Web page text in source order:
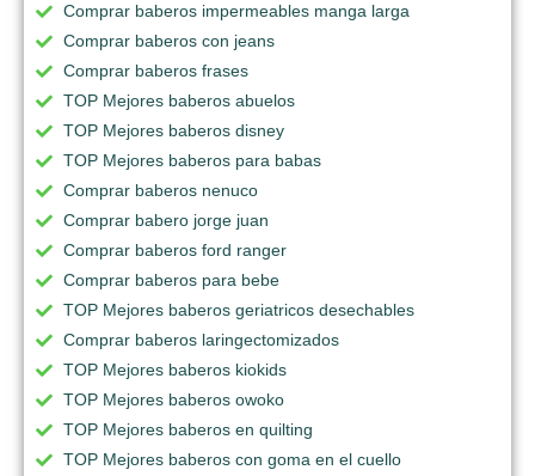
Comprar baberos impermeables manga larga
Comprar baberos con jeans
Comprar baberos frases
TOP Mejores baberos abuelos
TOP Mejores baberos disney
TOP Mejores baberos para babas
Comprar baberos nenuco
Comprar babero jorge juan
Comprar baberos ford ranger
Comprar baberos para bebe
TOP Mejores baberos geriatricos desechables
Comprar baberos laringectomizados
TOP Mejores baberos kiokids
TOP Mejores baberos owoko
TOP Mejores baberos en quilting
TOP Mejores baberos con goma en el cuello